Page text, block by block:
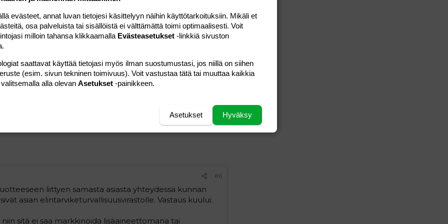
sanoisin.
koodi tai jokin muu vastaava asia, ei tee siitä harmitonta
sisältää perinteisen natriumglutamaatin tavoin
lähes poikkeuksetta arominvahventeena eli tekemään
on tunnetusti paljon haittavaikutuksia.
hyvänsä, niin hyllyyn jää armotta kaikki muonat joissa on
ovat yksi ryhmä turhimmasta päästä.
Vastaa
#6
liittyen samasta asiasta yhteydessä kunnan
asian elintarviketurvallisuusvirastolle. Vastaus kuului:
sitä ei saa markkinoida lisäaineettomana tai
evästeet, annat luvan tietojesi käsittelyyn näihin käyttötarkoituksiin. Mikäli et
osa palveluista tai sisällöistä ei välttämättä toimi optimaalisesti. Voit
milloin tahansa klikkaamalla Evästeasetukset -linkkiä sivuston
saattavat käyttää tietojasi myös ilman suostumustasi, jos niillä on siihen
(esim. sivun tekninen toimivuus). Voit vastustaa tätä tai muuttaa kaikkia
alla olevan Asetukset -painikkeen.
Hyväksy
Asetukset